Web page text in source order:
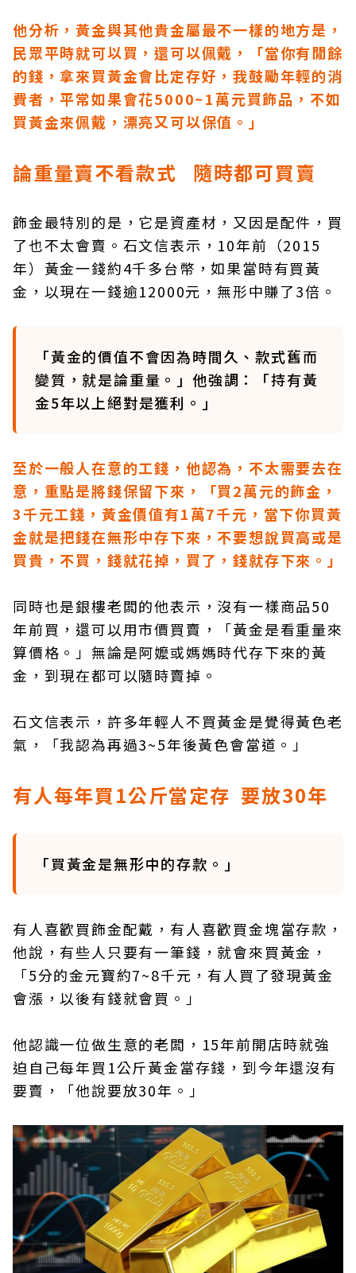
他分析，黃金與其他貴金屬最不一樣的地方是，
民眾平時就可以買，還可以佩戴，「當你有閒餘
的錢，拿來買黃金會比定存好，我鼓勵年輕的消
費者，平常如果會花5000~1萬元買飾品，不如
買黃金來佩戴，漂亮又可以保值。」
論重量賣不看款式 隨時都可買賣
飾金最特別的是，它是資產材，又因是配件，買
了也不太會賣。石文信表示，10年前（2015
年）黃金一錢約4千多台幣，如果當時有買黃
金，以現在一錢逾12000元，無形中賺了3倍。
「黃金的價值不會因為時間久、款式舊而
變質，就是論重量。」他強調：「持有黃
金5年以上絕對是獲利。」
至於一般人在意的工錢，他認為，不太需要去在
意，重點是將錢保留下來，「買2萬元的飾金，
3千元工錢，黃金價值有1萬7千元，當下你買黃
金就是把錢在無形中存下來，不要想說買高或是
買貴，不買，錢就花掉，買了，錢就存下來。」
同時也是銀樓老闆的他表示，沒有一樣商品50
年前買，還可以用市價買賣，「黃金是看重量來
算價格。」無論是阿嬤或媽媽時代存下來的黃
金，到現在都可以隨時賣掉。
石文信表示，許多年輕人不買黃金是覺得黃色老
氣，「我認為再過3~5年後黃色會當道。」
有人每年買1公斤當定存 要放30年
「買黃金是無形中的存款。」
有人喜歡買飾金配戴，有人喜歡買金塊當存款，
他說，有些人只要有一筆錢，就會來買黃金，
「5分的金元寶約7~8千元，有人買了發現黃金
會漲，以後有錢就會買。」
他認識一位做生意的老闆，15年前開店時就強
迫自己每年買1公斤黃金當存錢，到今年還沒有
要賣，「他說要放30年。」